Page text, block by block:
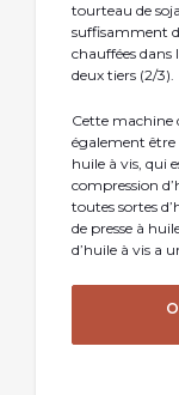
tourteau de
suffisamment
chauffées dans
deux tiers (2/3).
Cette machine
également être
huile à vis, qui
compression
toutes sortes
de presse à
d’huile à vis a